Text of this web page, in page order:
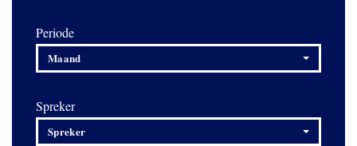
Periode
Maand
Spreker
Spreker